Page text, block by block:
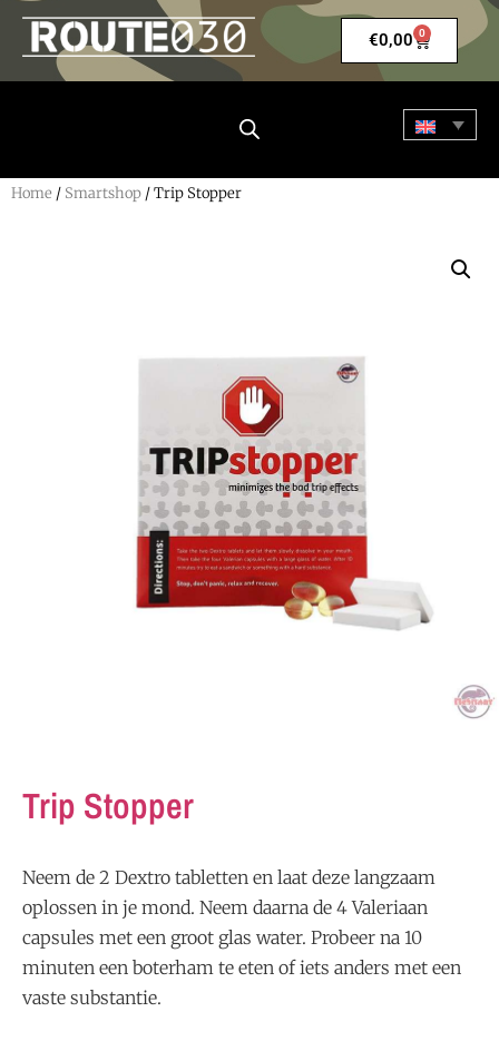
€0,00 0
Home / Smartshop / Trip Stopper
Trip Stopper
Neem de 2 Dextro tabletten en laat deze langzaam
oplossen in je mond. Neem daarna de 4 Valeriaan
capsules met een groot glas water. Probeer na 10
minuten een boterham te eten of iets anders met een
vaste substantie.